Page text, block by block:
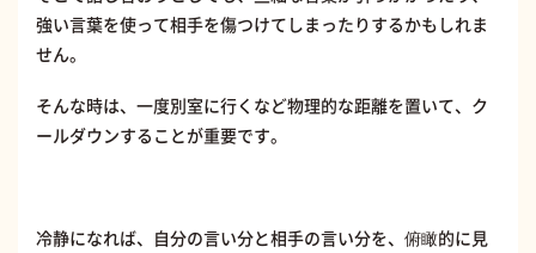
強い言葉を使って相手を傷つけてしまったりするかもしれま
せん。
そんな時は、一度別室に行くなど物理的な距離を置いて、ク
ールダウンすることが重要です。
冷静になれば、自分の言い分と相手の言い分を、俯瞰的に見